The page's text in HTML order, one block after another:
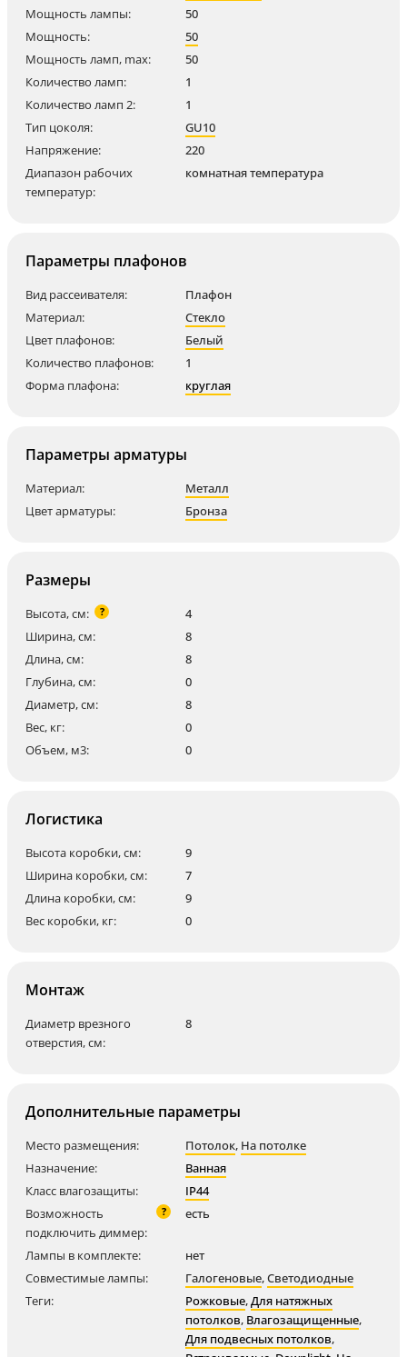
Мощность лампы:
50
Мощность:
50
Мощность ламп, max:
50
Количество ламп:
1
Количество ламп 2:
1
Тип цоколя:
GU10
Напряжение:
220
Диапазон рабочих
температур:
комнатная температура
Параметры плафонов
Вид рассеивателя:
Плафон
Материал:
Стекло
Цвет плафонов:
Белый
Количество плафонов:
1
Форма плафона:
круглая
Параметры арматуры
Материал:
Металл
Цвет арматуры:
Бронза
Размеры
Высота, см: ?
4
Ширина, см:
8
Длина, см:
8
Глубина, см:
0
Диаметр, см:
8
Вес, кг:
0
Объем, м3:
0
Логистика
Высота коробки, см:
9
Ширина коробки, см:
7
Длина коробки, см:
9
Вес коробки, кг:
0
Монтаж
Диаметр врезного
отверстия, см:
8
Дополнительные параметры
Место размещения: Потолок, На потолке
Назначение:
Ванная
Класс влагозащиты:
IP44
Возможность
подключить диммер:
? есть
Лампы в комплекте:
нет
Совместимые лампы:
Галогеновые,Светодиодные
Теги:
Рожковые,Для натяжных
потолков, Влагозащищенные,
Для подвесных потолков,